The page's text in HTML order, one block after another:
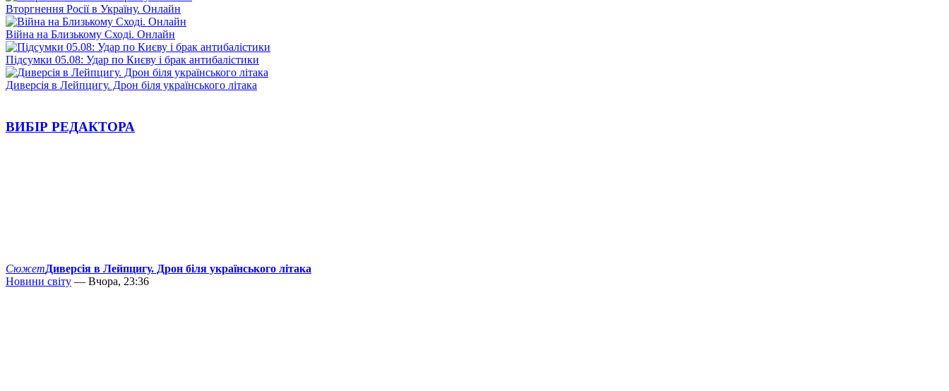
Вторгнення Росії в Україну. Онлайн
Війна на Близькому Сході. Онлайн
Підсумки 05.08: Удар по Києву і брак антибалістики
Диверсія в Лейпцигу. Дрон біля українського літака
ВИБІР РЕДАКТОРА
СюжетДиверсія в Лейпцигу. Дрон біля українського літака
Новини світу — Вчора, 23:36